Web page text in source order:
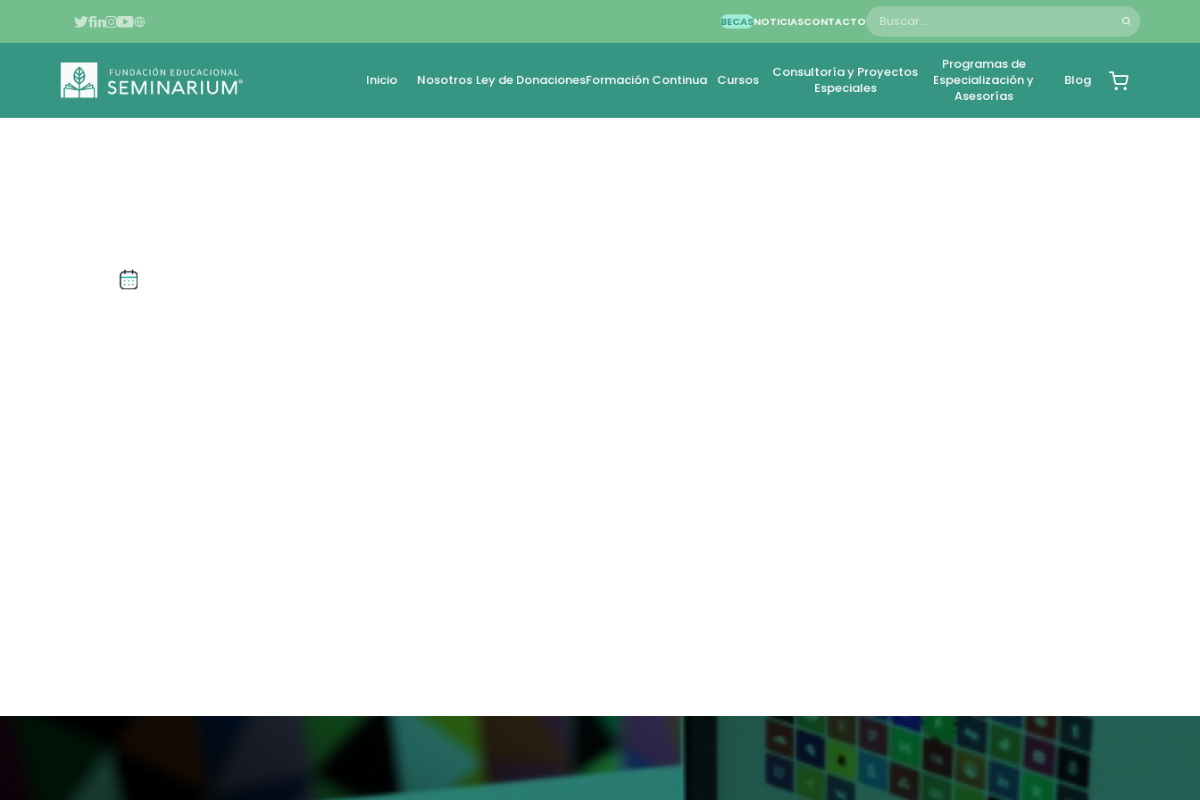
BECASNOTICIASCONTACTO
Inicio Nosotros Ley de DonacionesFormación Continua Cursos
Consultoría y Proyectos
Especiales
Programas de
Especialización y
Asesorías
Blog
MAYO DE 2023